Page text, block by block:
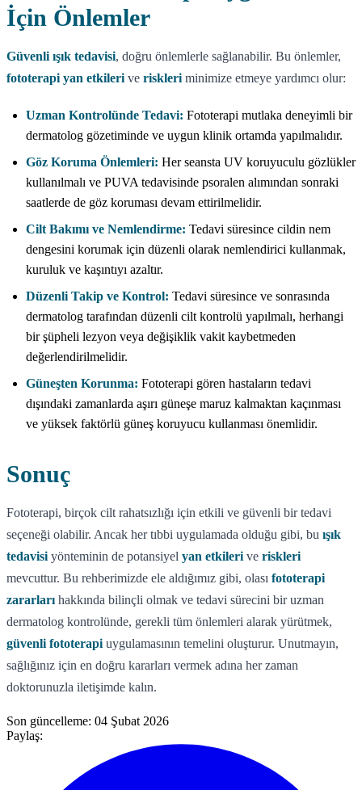
İçin Önlemler
Güvenli ışık tedavisi, doğru önlemlerle sağlanabilir. Bu önlemler,
fototerapi yan etkileri ve riskleri minimize etmeye yardımcı olur:
Uzman Kontrolünde Tedavi: Fototerapi mutlaka deneyimli bir
dermatolog gözetiminde ve uygun klinik ortamda yapılmalıdır.
Göz Koruma Önlemleri: Her seansta UV koruyuculu gözlükler
kullanılmalı ve PUVA tedavisinde psoralen alımından sonraki
saatlerde de göz koruması devam ettirilmelidir.
Cilt Bakımı ve Nemlendirme: Tedavi süresince cildin nem
dengesini korumak için düzenli olarak nemlendirici kullanmak,
kuruluk ve kaşıntıyı azaltır.
Düzenli Takip ve Kontrol: Tedavi süresince ve sonrasında
dermatolog tarafından düzenli cilt kontrolü yapılmalı, herhangi
bir şüpheli lezyon veya değişiklik vakit kaybetmeden
değerlendirilmelidir.
Güneşten Korunma: Fototerapi gören hastaların tedavi
dışındaki zamanlarda aşırı güneşe maruz kalmaktan kaçınması
ve yüksek faktörlü güneş koruyucu kullanması önemlidir.
Sonuç
Fototerapi, birçok cilt rahatsızlığı için etkili ve güvenli bir tedavi
seçeneği olabilir. Ancak her tıbbi uygulamada olduğu gibi, bu ışık
tedavisi yönteminin de potansiyel yan etkileri ve riskleri
mevcuttur. Bu rehberimizde ele aldığımız gibi, olası fototerapi
zararları hakkında bilinçli olmak ve tedavi sürecini bir uzman
dermatolog kontrolünde, gerekli tüm önlemleri alarak yürütmek,
güvenli fototerapi uygulamasının temelini oluşturur. Unutmayın,
sağlığınız için en doğru kararları vermek adına her zaman
doktorunuzla iletişimde kalın.
Son güncelleme: 04 Şubat 2026
Paylaş: